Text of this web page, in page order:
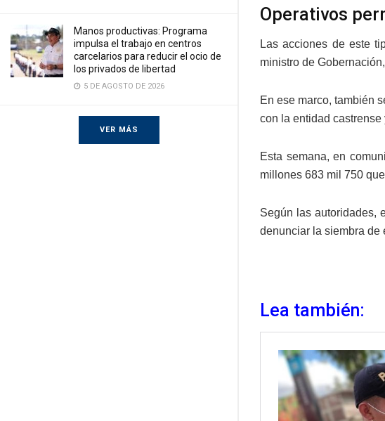
Manos productivas: Programa
impulsa el trabajo en centros
carcelarios para reducir el ocio de
los privados de libertad
5 DE AGOSTO DE 2026
VER MÁS
Operativos
Las acciones de este
ministro de
En ese marco, también
con la entidad
Esta semana, en
millones 683 mil 750
Según las autoridades,
denunciar la siembra de
Lea también: